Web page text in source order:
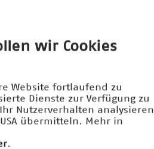
wir Cookies
Website fortlaufend zu
Dienste zur Verfügung zu
Nutzerverhalten analysieren
übermitteln. Mehr in
.